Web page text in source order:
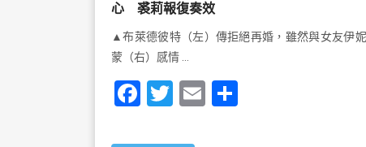
心 裘莉報復奏效
▲布萊德彼特（左）傳拒絕再婚，雖然與女友伊
蒙（右）感情 …
F
T
E